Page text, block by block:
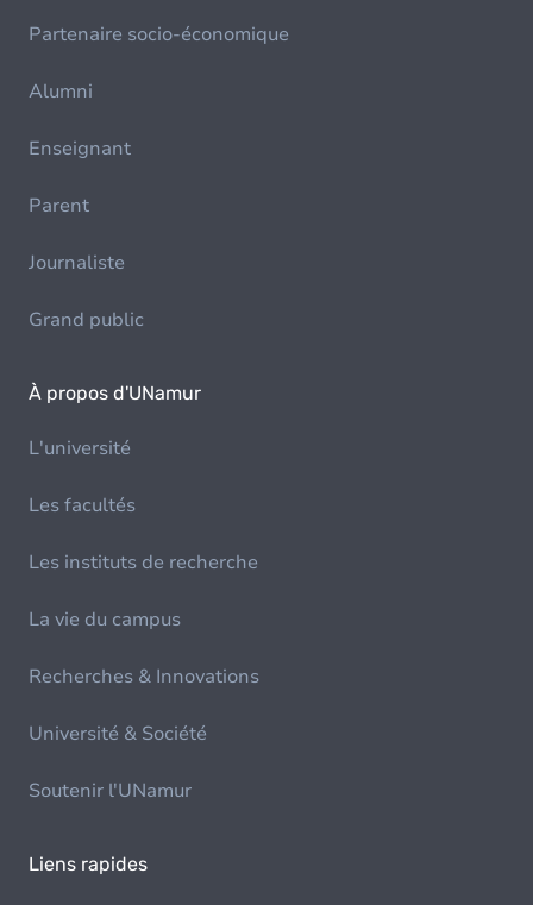
Partenaire socio-économique
Alumni
Enseignant
Parent
Journaliste
Grand public
À propos d'UNamur
L'université
Les facultés
Les instituts de recherche
La vie du campus
Recherches & Innovations
Université & Société
Soutenir l'UNamur
Liens rapides